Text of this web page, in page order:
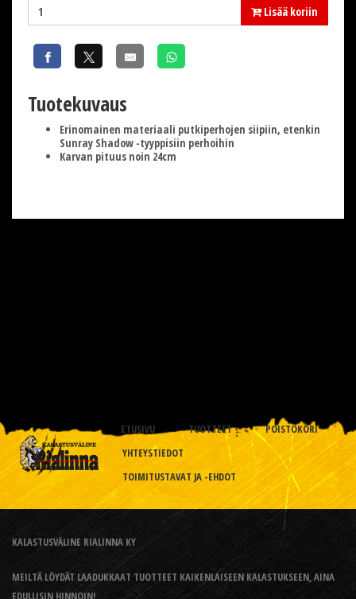
Lisää koriin
Tuotekuvaus
Erinomainen materiaali putkiperhojen siipiin, etenkin
Sunray Shadow -tyyppisiin perhoihin
Karvan pituus noin 24cm
ETUSIVU TUOTTEET
POISTOKORI
YHTEYSTIEDOT
TOIMITUSTAVAT JA -EHDOT
KALASTUSVÄLINE RIALINNA KY
MEILTÄ LÖYDÄT LAADUKKAAT TUOTTEET KAIKENLAISEEN KALASTUKSEEN, AINA
EDULLISIN HINNOIN!